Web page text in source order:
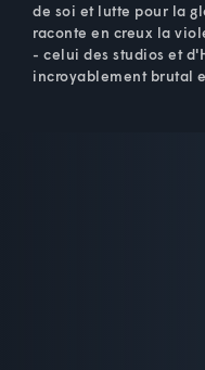
de soi et lutte pour la
raconte en creux la
- celui des studios et
incroyablement brutal